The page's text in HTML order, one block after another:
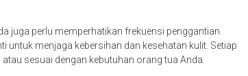
juga perlu memperhatikan frekuensi penggantian.
menjaga kebersihan dan kesehatan kulit. Setiap
sesuai dengan kebutuhan orang tua Anda.